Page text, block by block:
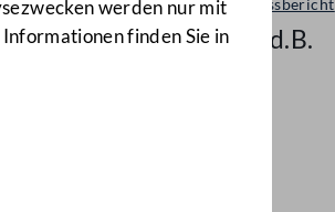
werden nur mit
finden Sie in
Ausschussbericht
1324 d.B.